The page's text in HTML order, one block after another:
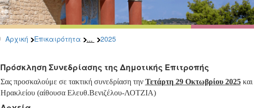
Αρχική Επικαιρότητα ... 2025
Πρόσκληση Συνεδρίασης της Δημοτικής Επιτροπής
Σας προσκαλούμε σε τακτική συνεδρίαση την Τετάρτη 29 Οκτωβρίου 2025και
Ηρακλείου (αίθουσα Ελευθ.Βενιζέλου-ΛΟΤΖΙΑ)